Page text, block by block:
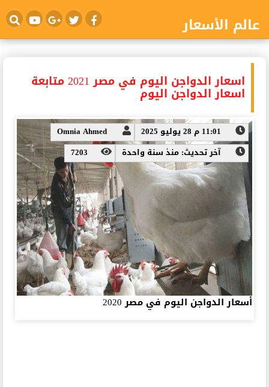
عالم الأسعار
اسعار الدواجن اليوم في مصر 2021 متابعة
اسعار الدواجن اليوم
11:01 م 28 يوليو 2025
Omnia Ahmed
آخر تحديث: منذ سنة واحدة
7203
أسعار الدواجن اليوم في مصر 2020